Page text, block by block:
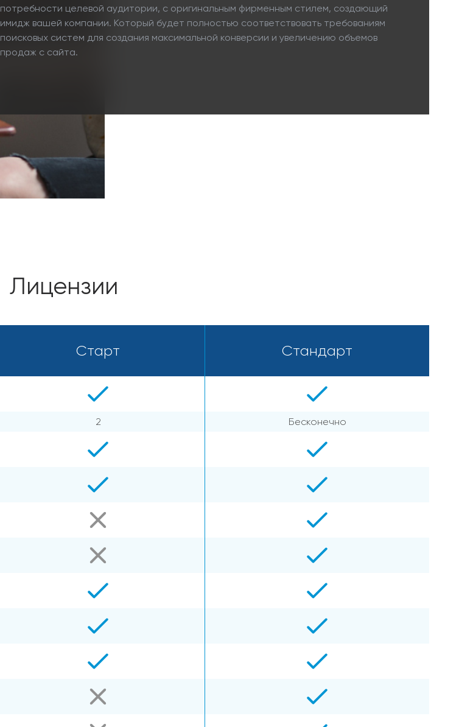
потребности целевой аудитории, с оригинальным фирменным стилем, создающий
имидж вашей компании. Который будет полностью соответствовать требованиям
поисковых систем для создания максимальной конверсии и увеличению объемов
продаж с сайта.
Лицензии
Старт Стандарт
2 Бесконечно